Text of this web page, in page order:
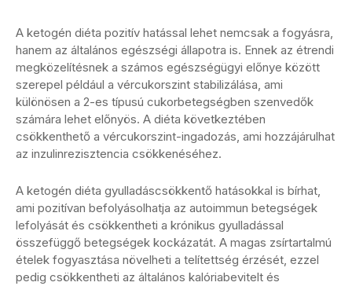
A ketogén diéta pozitív hatással lehet nemcsak a fogyásra,
hanem az általános egészségi állapotra is. Ennek az étrendi
megközelítésnek a számos egészségügyi előnye között
szerepel például a vércukorszint stabilizálása, ami
különösen a 2-es típusú cukorbetegségben szenvedők
számára lehet előnyös. A diéta következtében
csökkenthető a vércukorszint-ingadozás, ami hozzájárulhat
az inzulinrezisztencia csökkenéséhez.
A ketogén diéta gyulladáscsökkentő hatásokkal is bírhat,
ami pozitívan befolyásolhatja az autoimmun betegségek
lefolyását és csökkentheti a krónikus gyulladással
összefüggő betegségek kockázatát. A magas zsírtartalmú
ételek fogyasztása növelheti a telítettség érzését, ezzel
pedig csökkentheti az általános kalóriabevitelt és